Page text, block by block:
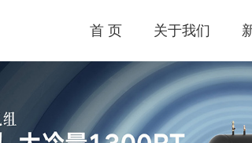
首 页 关于我们